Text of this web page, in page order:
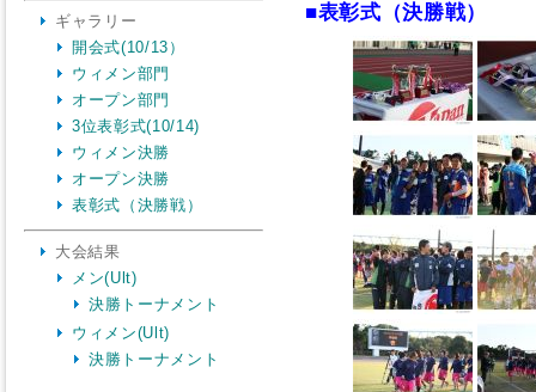
ギャラリー
開会式(10/13）
ウィメン部門
オープン部門
3位表彰式(10/14)
ウィメン決勝
オープン決勝
表彰式（決勝戦）
大会結果
メン(Ult)
決勝トーナメント
ウィメン(Ult)
決勝トーナメント
■表彰式（決勝戦）